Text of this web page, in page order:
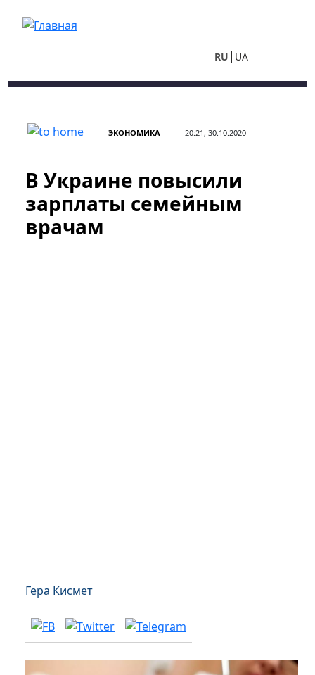
RU UA
ЭКОНОМИКА 20:21, 30.10.2020
В Украине повысили
зарплаты семейным
врачам
Гера Кисмет